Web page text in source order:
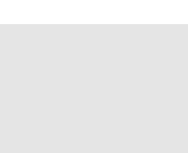
Personnalisez vos